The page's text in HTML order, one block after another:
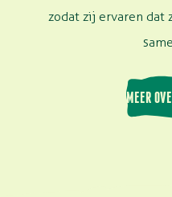
zodat zij ervaren dat
MEER